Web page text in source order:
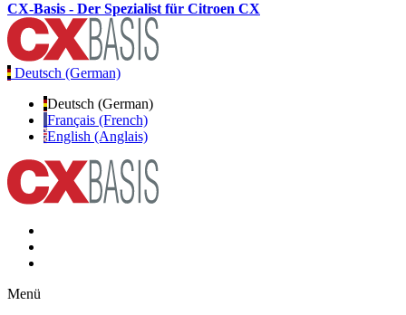
CX-Basis - Der Spezialist für Citroen CX
Deutsch (German)
Deutsch (German)
Français (French)
English (Anglais)
Menü